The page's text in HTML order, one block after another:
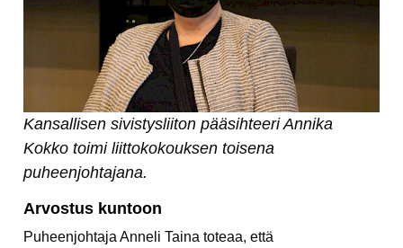
Kansallisen sivistysliiton pääsihteeri Annika
Kokko toimi liittokokouksen toisena
puheenjohtajana.
Arvostus kuntoon
Puheenjohtaja Anneli Taina toteaa, että